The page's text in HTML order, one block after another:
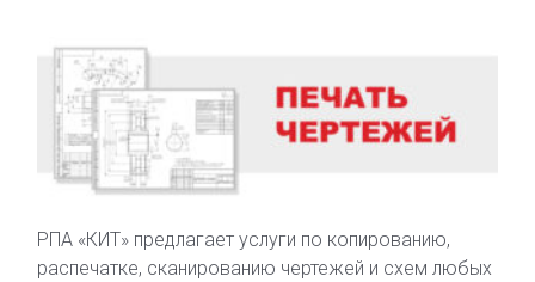
РПА «КИТ» предлагает услуги по копированию,
распечатке, сканированию чертежей и схем любых